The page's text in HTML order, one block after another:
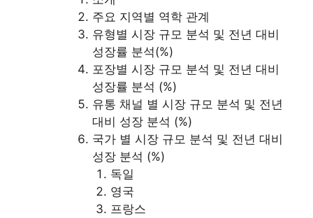
주요 지역별 역학 관계
유형별 시장 규모 분석 및 전년 대비
성장률 분석(%)
포장별 시장 규모 분석 및 전년 대비
성장률 분석 (%)
유통 채널 별 시장 규모 분석 및 전년
대비 성장 분석 (%)
국가 별 시장 규모 분석 및 전년 대비
성장 분석 (%)
독일
영국
프랑스